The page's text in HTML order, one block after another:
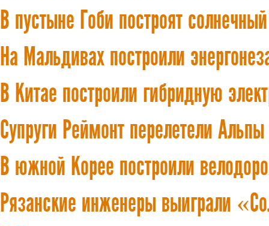
В пустыне Гоби построят
На Мальдивах построили
В Китае построили гибридную
Супруги Реймонт перелетели
В южной Корее построили
Рязанские инженеры выиграли